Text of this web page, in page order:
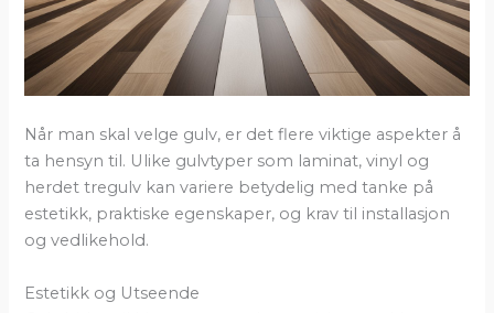
Når man skal velge gulv, er det flere viktige aspekter å
ta hensyn til. Ulike gulvtyper som laminat, vinyl og
herdet tregulv kan variere betydelig med tanke på
estetikk, praktiske egenskaper, og krav til installasjon
og vedlikehold.
Estetikk og Utseende